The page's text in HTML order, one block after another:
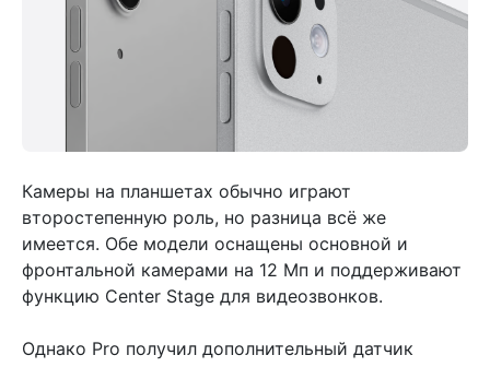
Камеры на планшетах обычно играют
второстепенную роль, но разница всё же
имеется. Обе модели оснащены основной и
фронтальной камерами на 12 Мп и поддерживают
функцию Center Stage для видеозвонков.
Однако Pro получил дополнительный датчик